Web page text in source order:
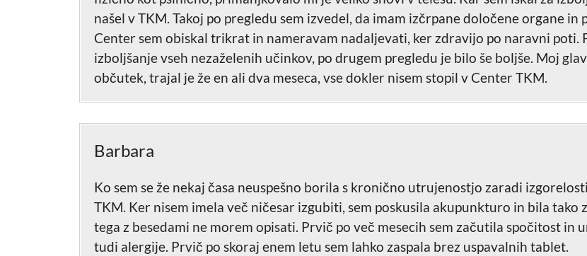
našel v TKM. Takoj po pregledu sem izvedel, da imam izčrpane določene organe
Center sem obiskal trikrat in nameravam nadaljevati, ker zdravijo po naravni poti.
izboljšanje vseh nezaželenih učinkov, po drugem pregledu je bilo še boljše. Moj
občutek, trajal je že en ali dva meseca, vse dokler nisem stopil v Center TKM.
Barbara
Ko sem se že nekaj časa neuspešno borila s kronično utrujenostjo zaradi
TKM. Ker nisem imela več ničesar izgubiti, sem poskusila akupunkturo in bila
tega z besedami ne morem opisati. Prvič po več mesecih sem začutila spočitost in
tudi alergije. Prvič po skoraj enem letu sem lahko zaspala brez uspavalnih tablet.